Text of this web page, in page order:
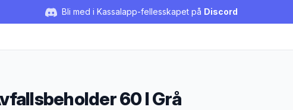
Bli med i Kassalapp-fellesskapet på Discord
60 l Grå